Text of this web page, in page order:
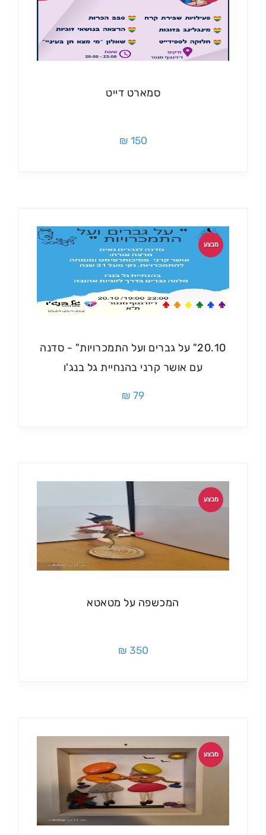
סמארט דייט
150 ₪
מבצע
20.10" על גברים ועל התמכרויות" - סדנה
עם אושר קרני בהנחיית גל בנג'ו
79 ₪
מבצע
המכשפה על מטאטא
350 ₪
מבצע